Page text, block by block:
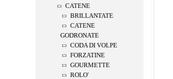
CATENE
BRILLANTATE
CATENE
GODRONATE
CODA DI VOLPE
FORZATINE
GOURMETTE
ROLO'